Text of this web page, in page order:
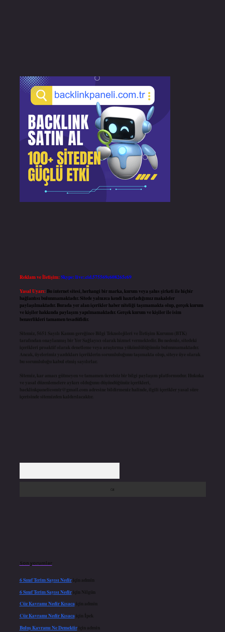
Reklam ve İletişim:Skype: live:.cid.575569c608265c69
Yasal Uyarı: Bu internet sitesi, herhangi bir marka, kurum veya şahıs şirketi ile hiçbir
bağlantısı bulunmamaktadır. Sitede yalnızca kendi hazırladığımız makaleler
paylaşılmaktadır. Burada yer alan içerikler haber niteliği taşımamakta olup, gerçek kurum
ve kişiler hakkında paylaşım yapılmamaktadır. Gerçek kurum ve kişiler ile isim
benzerlikleri tamamen tesadüfidir.
Sitemiz, 5651 Sayılı Kanun gereğince Bilgi Teknolojileri ve İletişim Kurumu (BTK)
tarafından onaylanmış bir Yer Sağlayıcı olarak hizmet vermektedir. Bu nedenle, sitedeki
içerikleri proaktif olarak denetleme veya araştırma yükümlülüğümüz bulunmamaktadır.
Ancak, üyelerimiz yazdıkları içeriklerin sorumluluğunu taşımakta olup, siteye üye olarak
bu sorumluluğu kabul etmiş sayılırlar.
Sitemiz, kar amacı gütmeyen ve tamamen ücretsiz bir bilgi paylaşım platformudur. Hukuka
ve yasal düzenlemelere aykırı olduğunu düşündüğünüz içerikleri,
backlinkpanelicomtr@gmail.com adresine bildirmeniz halinde, ilgili içerikler yasal süre
içerisinde sitemizden kaldırılacaktır.
Son yorumlar
6 Sınıf Terim Sayısı Nediriçin admin
6 Sınıf Terim Sayısı Nediriçin Nilgün
Cüz Kavramı Nedir Kısacaiçin admin
Cüz Kavramı Nedir Kısacaiçin
İpek
Buluş Kavramı Ne Demektiriçin admin